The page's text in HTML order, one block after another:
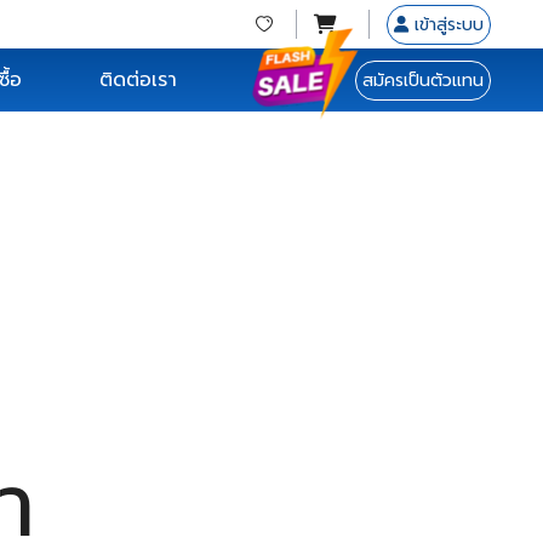
เข้าสู่ระบบ
อ ติดต่อเรา สมัครเป็นตัวแทน